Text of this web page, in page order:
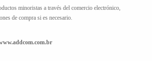
minoristas a través del comercio electrónico,
condiciones de compra si es necesario.